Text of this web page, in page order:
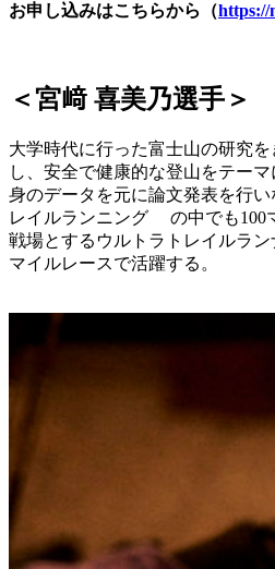
お申し込みはこちらから（https://
＜宮﨑 喜美乃選手＞
大学時代に行った富士山の研究
し、安全で健康的な登山をテー
身のデータを元に論文発表を行
レイルランニング の中でも100
戦場とするウルトラトレイルラ
マイルレースで活躍する。